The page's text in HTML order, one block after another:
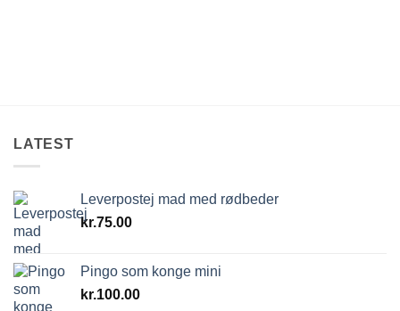
LATEST
Leverpostej mad med rødbeder
kr.75.00
Pingo som konge mini
kr.100.00